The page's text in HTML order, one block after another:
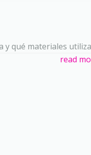
y qué materiales
read